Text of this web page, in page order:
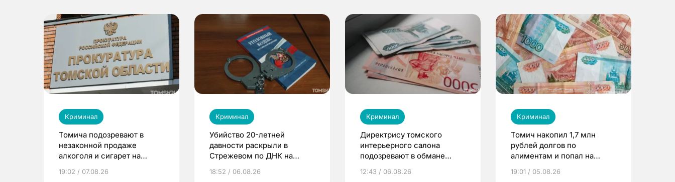
Криминал
Томича подозревают в
незаконной продаже
алкоголя и сигарет на
рублей
19:02 / 07.08.26
Криминал
Убийство 20-летней
давности раскрыли в
Стрежевом по ДНК на
18:52 / 06.08.26
Криминал
Директрису томского
интерьерного салона
подозревают в обмане
12:43 / 06.08.26
Криминал
Томич накопил 1,7 млн
рублей долгов по
алиментам и попал на
19:01 / 05.08.26